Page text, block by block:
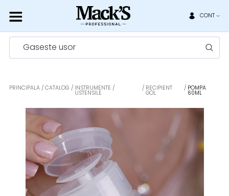
CONT
Gaseste usor
PRINCIPALA CATALOG INSTRUMENTE /
USTENSILE
RECIPIENT
GOL
POMPA
60ML